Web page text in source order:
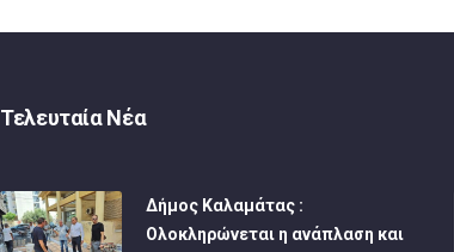
Τελευταία Νέα
Δήμος Καλαμάτας :
Ολοκληρώνεται η ανάπλαση και